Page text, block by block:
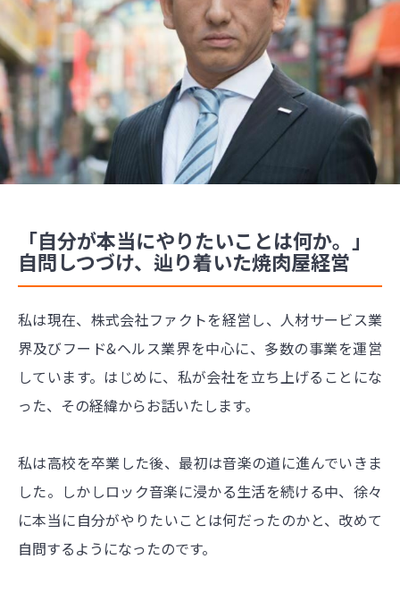
「自分が本当にやりたいことは何か。」
自問しつづけ、辿り着いた焼肉屋経営
私は現在、株式会社ファクトを経営し、人材サービス業
界及びフード&ヘルス業界を中心に、多数の事業を運営
しています。はじめに、私が会社を立ち上げることにな
った、その経緯からお話いたします。
私は高校を卒業した後、最初は音楽の道に進んでいきま
した。しかしロック音楽に浸かる生活を続ける中、徐々
に本当に自分がやりたいことは何だったのかと、改めて
自問するようになったのです。